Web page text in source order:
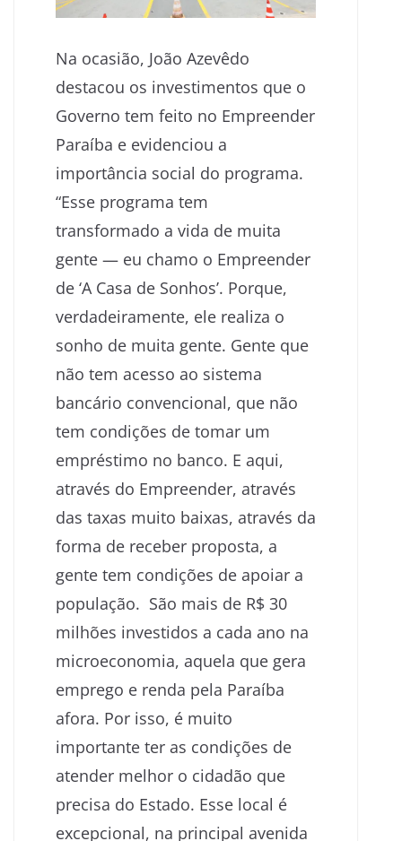
Na ocasião, João Azevêdo
destacou os investimentos que o
Governo tem feito no Empreender
Paraíba e evidenciou a
importância social do programa.
“Esse programa tem
transformado a vida de muita
gente — eu chamo o Empreender
de ‘A Casa de Sonhos’. Porque,
verdadeiramente, ele realiza o
sonho de muita gente. Gente que
não tem acesso ao sistema
bancário convencional, que não
tem condições de tomar um
empréstimo no banco. E aqui,
através do Empreender, através
das taxas muito baixas, através da
forma de receber proposta, a
gente tem condições de apoiar a
população. São mais de R$ 30
milhões investidos a cada ano na
microeconomia, aquela que gera
emprego e renda pela Paraíba
afora. Por isso, é muito
importante ter as condições de
atender melhor o cidadão que
precisa do Estado. Esse local é
excepcional, na principal avenida